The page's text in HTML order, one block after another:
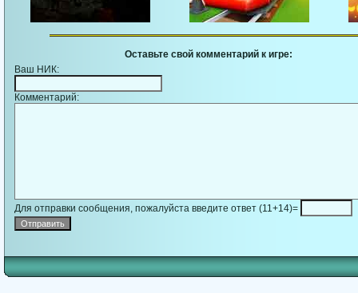
Оставьте свой комментарий к игре:
Ваш НИК:
Комментарий:
Для отправки сообщения, пожалуйста введите ответ (11+14)=